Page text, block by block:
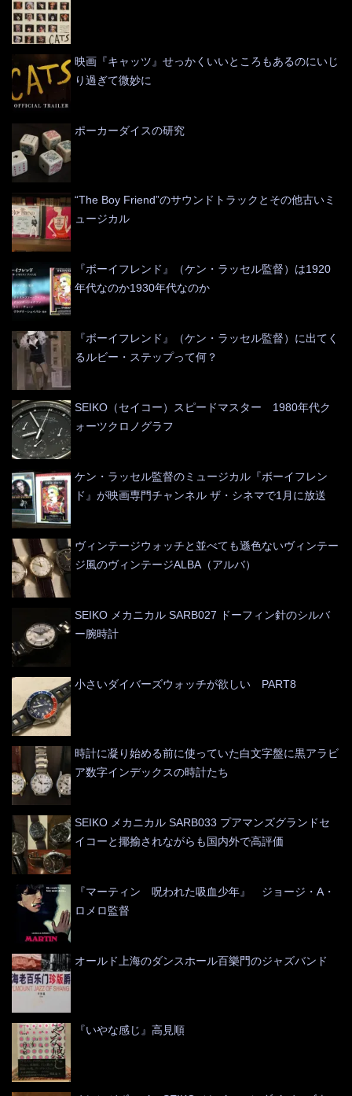
映画『キャッツ』せっかくいいところもあるのにいじ
り過ぎて微妙に
ポーカーダイスの研究
“The Boy Friend”のサウンドトラックとその他古いミ
ュージカル
『ボーイフレンド』（ケン・ラッセル監督）は1920
年代なのか1930年代なのか
『ボーイフレンド』（ケン・ラッセル監督）に出てく
るルビー・ステップって何？
SEIKO（セイコー）スピードマスター 1980年代ク
ォーツクロノグラフ
ケン・ラッセル監督のミュージカル『ボーイフレン
ド』が映画専門チャンネル ザ・シネマで1月に放送
ヴィンテージウォッチと並べても遜色ないヴィンテー
ジ風のヴィンテージALBA（アルバ）
SEIKO メカニカル SARB027 ドーフィン針のシルバ
ー腕時計
小さいダイバーズウォッチが欲しい PART8
時計に凝り始める前に使っていた白文字盤に黒アラビ
ア数字インデックスの時計たち
SEIKO メカニカル SARB033 プアマンズグランドセ
イコーと揶揄されながらも国内外で高評価
『マーティン 呪われた吸血少年』 ジョージ・A・
ロメロ監督
オールド上海のダンスホール百樂門のジャズバンド
『いやな感じ』高見順